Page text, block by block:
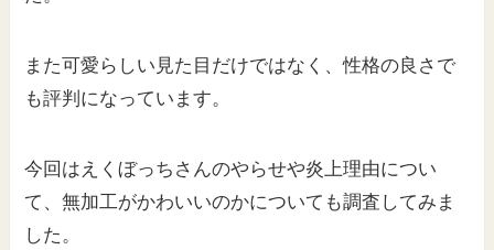
また可愛らしい見た目だけではなく、性格の良さで
も評判になっています。
今回はえくぼっちさんのやらせや炎上理由につい
て、無加工がかわいいのかについても調査してみま
した。